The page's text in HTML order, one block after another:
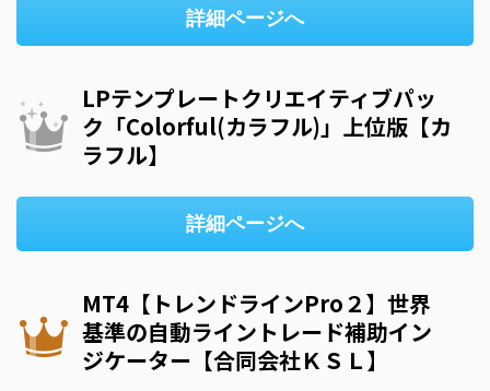
詳細ページへ
LPテンプレートクリエイティブパッ
ク「Colorful(カラフル)」上位版【カ
ラフル】
詳細ページへ
MT4【トレンドラインPro２】世界
基準の自動ライントレード補助イン
ジケーター【合同会社ＫＳＬ】